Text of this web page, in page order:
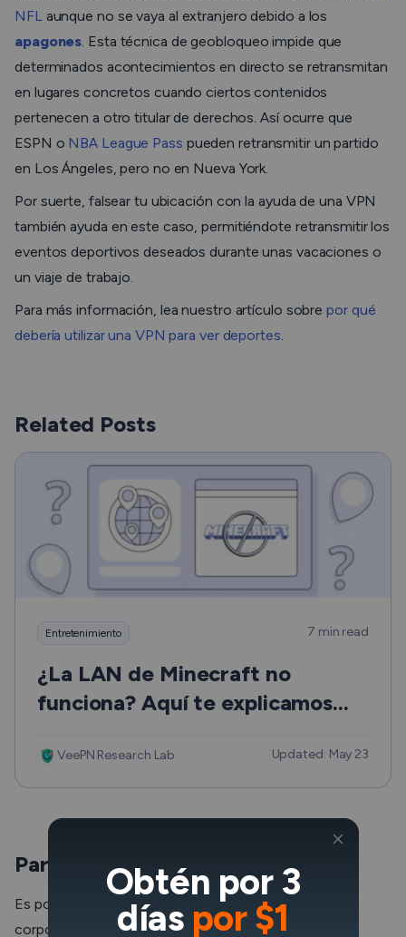
NFLaunque no se vaya al extranjero debido a los
apagones. Esta técnica de geobloqueo impide que
determinados acontecimientos en directo se retransmitan
en lugares concretos cuando ciertos contenidos
pertenecen a otro titular de derechos. Así ocurre que
ESPN o NBA League Pass pueden retransmitir un partido
en Los Ángeles, pero no en Nueva York.
Por suerte, falsear tu ubicación con la ayuda de una VPN
también ayuda en este caso, permitiéndote retransmitir los
eventos deportivos deseados durante unas vacaciones o
un viaje de trabajo.
Para más información, lea nuestro artículo sobrepor qué
debería utilizar una VPN para ver deportes.
Related Posts
Entretenimiento 7 min read
¿La LAN de Minecraft no
funciona? Aquí te explicamos
VeePN Research Lab Updated: May 23
Para entrar en tu red de trabajo
Es posible que a veces necesite acceder a su red
corporativa, a la que sólo se puede acceder desde la
Obtén por 3
días por $1